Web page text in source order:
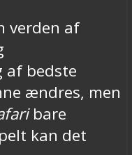
verden af
af bedste
ændres, men
bare
kan det